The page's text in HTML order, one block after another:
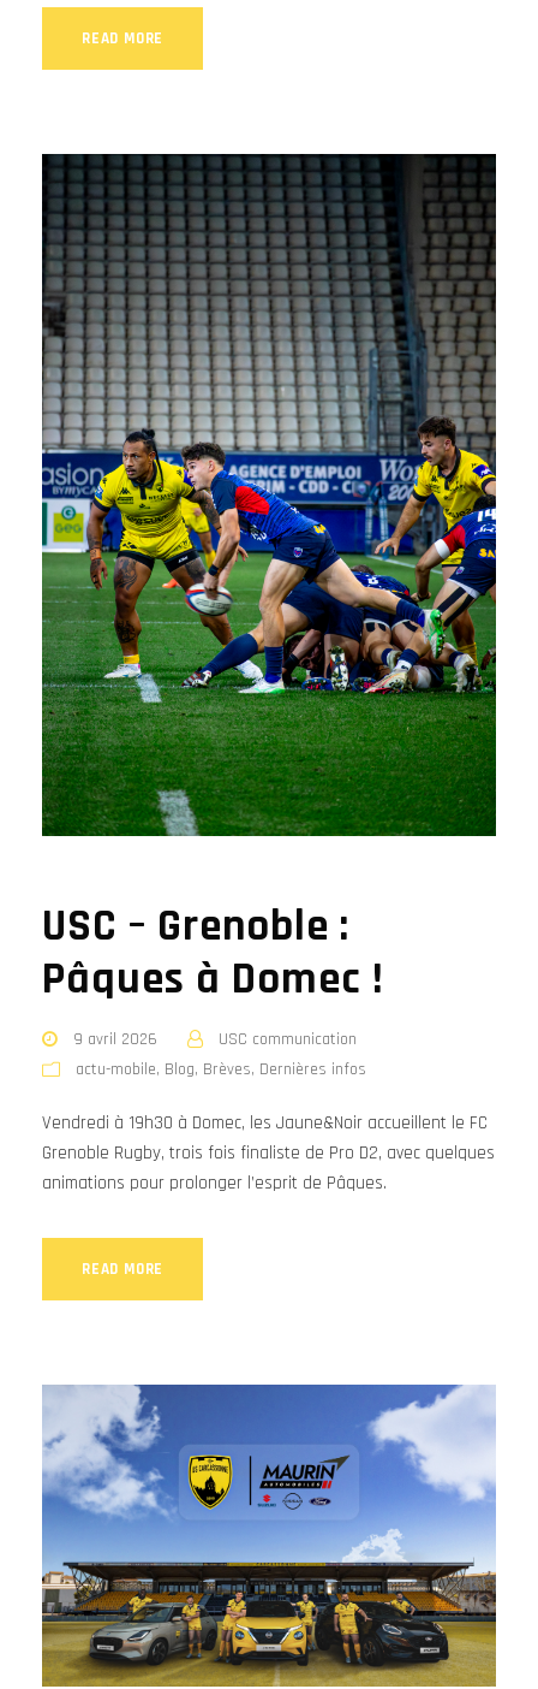
READ MORE
USC – Grenoble :
Pâques à Domec !
9 avril 2026
USC communication
actu-mobile, Blog, Brèves, Dernières infos
Vendredi à 19h30 à Domec, les Jaune&Noir accueillent le FC
Grenoble Rugby, trois fois finaliste de Pro D2, avec quelques
animations pour prolonger l’esprit de Pâques.
READ MORE